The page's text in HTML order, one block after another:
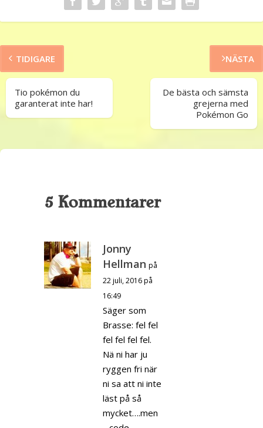
TIDIGARE
Tio pokémon du
garanterat inte har!
NÄSTA
De bästa och sämsta
grejerna med
Pokémon Go
5 Kommentarer
Jonny
Hellman på
22 juli, 2016 på
16:49
Säger som
Brasse: fel fel
fel fel fel fel.
Nä ni har ju
ryggen fri när
ni sa att ni inte
läst på så
mycket….men